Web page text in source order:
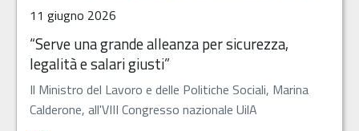
11 giugno 2026
“Serve una grande alleanza per sicurezza,
legalità e salari giusti”
Il Ministro del Lavoro e delle Politiche Sociali, Marina
Calderone, all'VIII Congresso nazionale UilA